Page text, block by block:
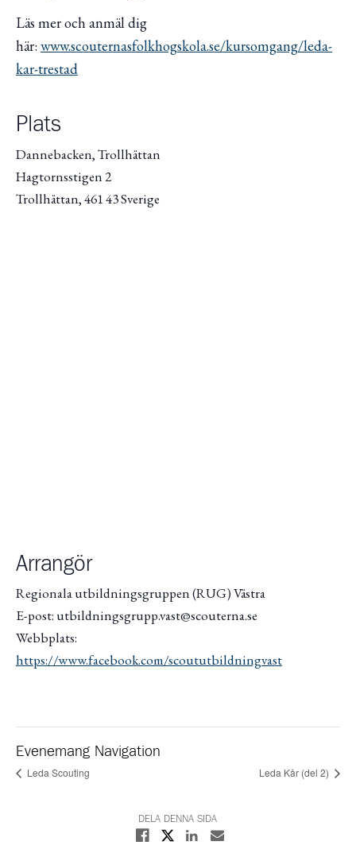
Läs mer och anmäl dig
här: www.scouternasfolkhogskola.se/kursomgang/leda-
kar-trestad
Plats
Dannebacken, Trollhättan
Hagtornsstigen 2
Trollhättan,461 43Sverige
Arrangör
Regionala utbildningsgruppen (RUG) Västra
E-post: utbildningsgrupp.vast@scouterna.se
Webbplats:
https://www.facebook.com/scoututbildningvast
Evenemang Navigation
Leda Scouting Leda Kår (del 2)
DELA DENNA SIDA
Dela på Facebook
Dela på XDela på Linkedin
Dela med E-post